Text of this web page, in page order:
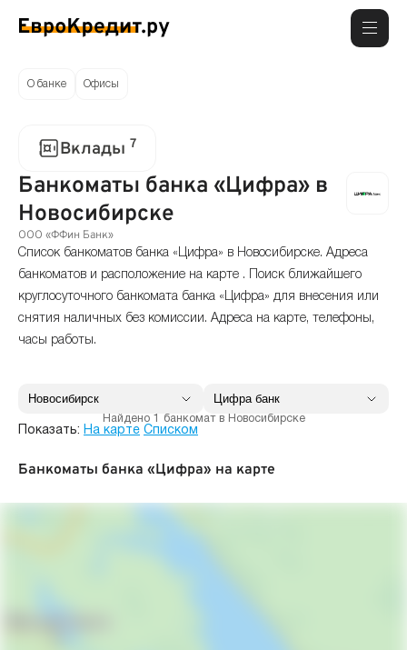
О банке Офисы
Вклады 7
Банкоматы банка «Цифра» в
Новосибирске
ООО «ФФин Банк»
Список банкоматов банка «Цифра» в Новосибирске. Адреса
банкоматов и расположение на карте . Поиск ближайшего
круглосуточного банкомата банка «Цифра» для внесения или
снятия наличных без комиссии. Адреса на карте, телефоны,
часы работы.
Найдено 1 банкомат в Новосибирске
Показать: На карте Списком
Банкоматы банка «Цифра» на карте